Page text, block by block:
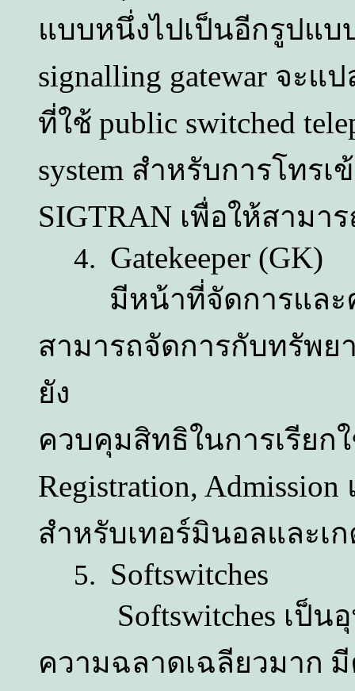
แบบหนึ่งไปเป็นอีกรูปแ
signalling gatewar จะแ
ที่ใช้ public switched
system สำหรับการโทรเ
SIGTRAN เพื่อให้สามา
4. Gatekeeper (GK)
มีหน้าที่จัดการและค
สามารถจัดการกับทรัพย
ยัง
ควบคุมสิทธิในการเรีย
Registration, Admission
สำหรับเทอร์มินอลและเ
5. Softswitches
Softswitches เป็น
ความฉลาดเฉลียวมาก